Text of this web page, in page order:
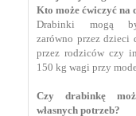
Kto może ćwiczyć na
Drabinki mogą
zarówno przez
przez rodziców czy
150 kg wagi przy
Czy drabinkę
własnych potrzeb?